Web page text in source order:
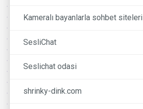
Kameralı bayanlarla sohbet siteleri
SesliChat
Seslichat odasi
shrinky-dink.com